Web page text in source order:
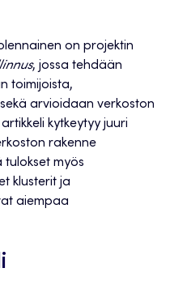
on projektin
, jossa tehdään
toimijoista,
arvioidaan verkoston
kytkeytyy juuri
rakenne
tulokset myös
klusterit ja
aiempaa